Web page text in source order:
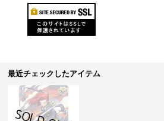
最近チェックしたアイテム